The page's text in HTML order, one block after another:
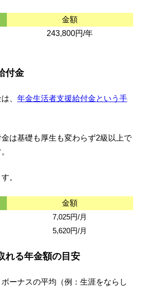
金額
243,800円/年
付金
、 年金生活者支援給付金という手
は基礎も厚生も変わらず2級以上で
。
金額
7,025円/月
5,620円/月
れる年金額の目安
ーナスの平均（例：生涯をならし